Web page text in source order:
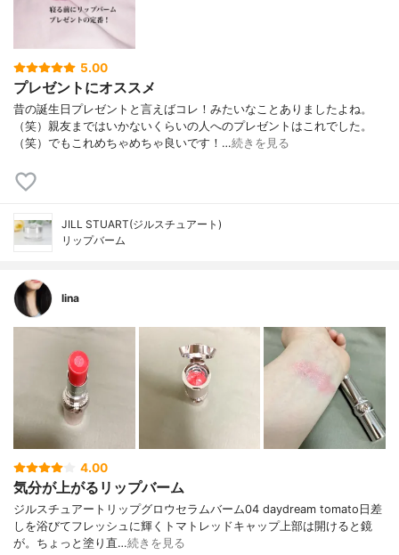
5.00
プレゼントにオススメ
昔の誕生日プレゼントと言えばコレ！みたいなことありましたよね。
（笑）親友まではいかないくらいの人へのプレゼントはこれでした。
（笑）でもこれめちゃめちゃ良いです！…続きを見る
JILL STUART(ジルスチュアート)
リップバーム
lina
4.00
気分が上がるリップバーム
ジルスチュアートリップグロウセラムバーム04 daydream tomato日差
しを浴びてフレッシュに輝くトマトレッドキャップ上部は開けると鏡
が。ちょっと塗り直…続きを見る